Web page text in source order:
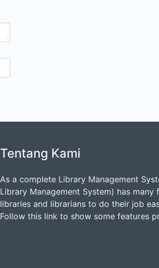
Tentang Kami
As a complete Library Management
Library Management System) has
libraries and librarians to do their job
Follow this link to show some features